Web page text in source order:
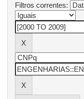
Filtros correntes: